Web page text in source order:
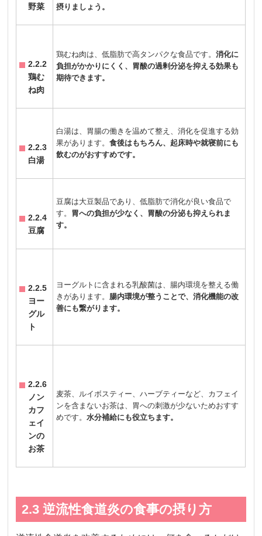
野菜
摂りましょう。
2.2.2
鶏む
ね肉
鶏むね肉は、低脂肪で高タンパクな食品です。消化に
負担がかかりにくく、胃酸の過剰分泌を抑える効果も
期待できます。
2.2.3
白湯
白湯は、胃腸の働きを温めて整え、消化を促進する効
果があります。食後はもちろん、起床時や就寝前にも
飲むのがおすすめです。
2.2.4
豆腐
豆腐は大豆製品であり、低脂肪で消化が良い食品で
す。 胃への負担が少なく、胃酸の分泌も抑えられま
す。
2.2.5
ヨー
グル
ト
ヨーグルトに含まれる乳酸菌は、腸内環境を整える働
きがあります。 腸内環境が整うことで、消化機能の改
善にも繋がります。
2.2.6
ノン
カフ
ェイ
ンの
お茶
麦茶、ルイボスティー、ハーブティーなど、カフェイ
ンを含まないお茶は、胃への刺激が少ないためおすす
めです。水分補給にも役立ちます。
2.3 逆流性食道炎の食事の摂り方